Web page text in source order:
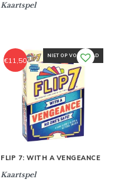
Kaartspel
NIET OP VOORRAAD
FLIP 7: WITH A VENGEANCE
Kaartspel
€11,50